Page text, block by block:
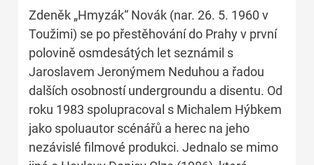
Zdeněk „Hmyzák“ Novák (nar. 26. 5. 1960 v
Toužimi) se po přestěhování do Prahy v první
polovině osmdesátých let seznámil s
Jaroslavem Jeronýmem Neduhou a řadou
dalších osobností undergroundu a disentu. Od
roku 1983 spolupracoval s Michalem Hýbkem
jako spoluautor scénářů a herec na jeho
nezávislé filmové produkci. Jednalo se mimo